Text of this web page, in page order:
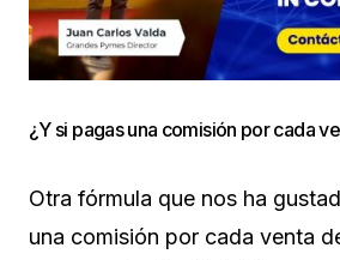
¿Y si pagas una comisión por cada
Otra fórmula que nos ha
una comisión por cada venta